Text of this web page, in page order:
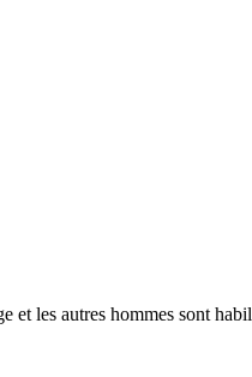
et les autres hommes sont